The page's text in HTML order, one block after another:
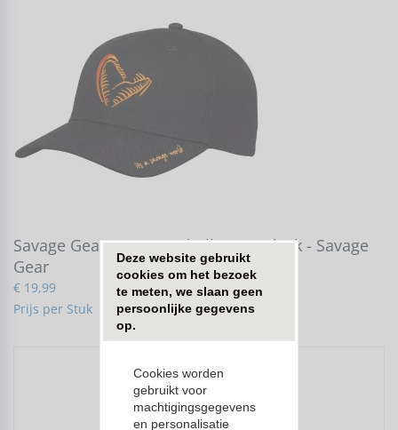
Savage Gear - Jaw Baseball Cap / Black - Savage
Gear
€ 19,99
Prijs per Stuk
local_shippingLevertijd: 1-3 dagen
thumb_up+18000 artikelen online
Deze website gebruikt
cookies om het bezoek
te meten, we slaan geen
persoonlijke gegevens
op.
Cookies worden
gebruikt voor
machtigingsgegevens
en personalisatie